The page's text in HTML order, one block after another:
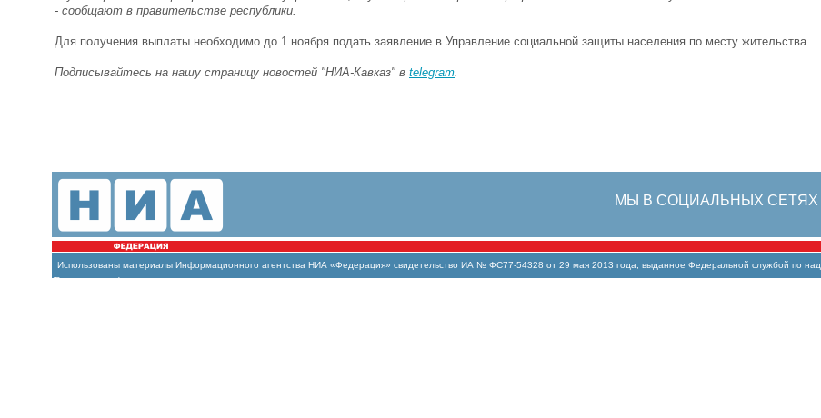
- сообщают в правительстве республики.
Для получения выплаты необходимо до 1 ноября подать заявление в Управление социальной защиты населения по месту жительства.
Подписывайтесь на нашу страницу новостей "НИА-Кавказ" в telegram
МЫ В СОЦИАЛЬНЫХ СЕТЯХ
Использованы материалы Информационного агентства НИА «Федерация» свидетельство ИА № ФС77-54328 от 29 мая 2013 года, выданное Федеральной службой по
(Роскомнадзор)